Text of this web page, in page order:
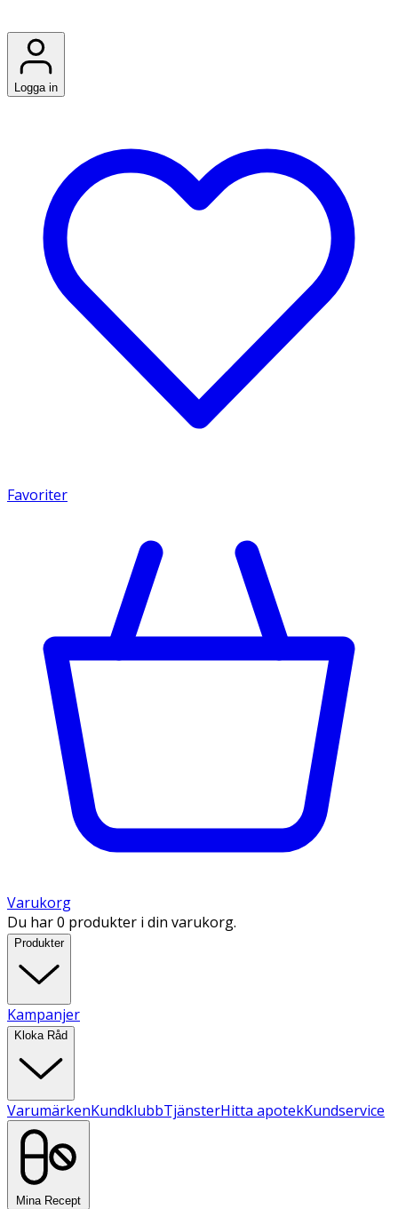
Logga in
Favoriter
Varukorg
Du har 0 produkter i din varukorg.
Produkter
Kampanjer
Kloka Råd
VarumärkenKundklubbTjänsterHitta apotekKundservice
Mina Recept